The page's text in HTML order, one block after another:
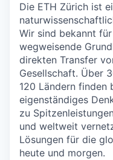
Die ETH Zürich ist
Wir sind bekannt
wegweisende
direkten Transfer
Gesellschaft. Über
120 Ländern finden
eigenständiges
zu
und weltweit
Lösungen für die
heute und morgen.